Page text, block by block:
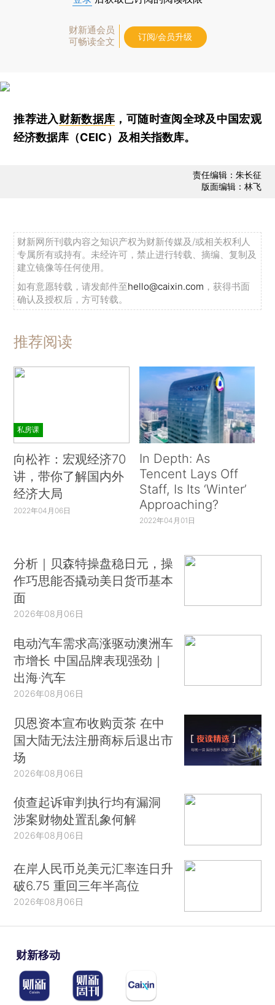
财新通会员
可畅读全文
订阅/会员升级
推荐进入财新数据库 ，可随时查阅全球及中国宏观
经济数据库（CEIC）及相关指数库。
责任编辑：朱长征
版面编辑：林飞
财新网所刊载内容之知识产权为财新传媒及/或相关权利人
专属所有或持有。未经许可，禁止进行转载、摘编、复制及
建立镜像等任何使用。
如有意愿转载，请发邮件至hello@caixin.com ，获得书面
确认及授权后，方可转载。
推荐阅读
私房课
向松祚：宏观经济70
讲，带你了解国内外
经济大局
2022年04月06日
In Depth: As
Tencent Lays Off
Staff, Is Its ‘Winter’
Approaching?
2022年04月01日
分析｜贝森特操盘稳日元，操
作巧思能否撬动美日货币基本
面
2026年08月06日
电动汽车需求高涨驱动澳洲车
市增长 中国品牌表现强劲｜
出海·汽车
2026年08月06日
贝恩资本宣布收购贡茶 在中
国大陆无法注册商标后退出市
场
2026年08月06日
侦查起诉审判执行均有漏洞
涉案财物处置乱象何解
2026年08月06日
在岸人民币兑美元汇率连日升
破6.75 重回三年半高位
2026年08月06日
财新移动